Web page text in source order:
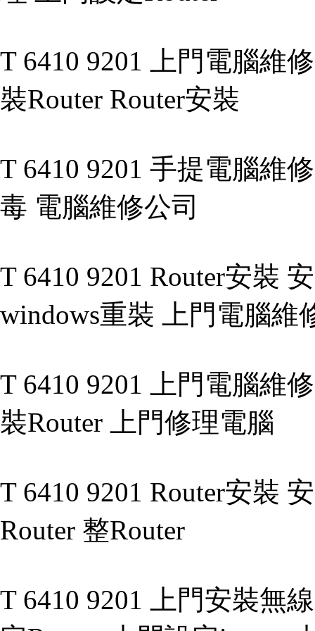
T 6410 9201 上門電腦維
裝Router Router安裝
T 6410 9201 手提電腦維
毒 電腦維修公司
T 6410 9201 Router安裝
windows重裝 上門電腦維
T 6410 9201 上門電腦維
裝Router 上門修理電腦
T 6410 9201 Router安裝
Router 整Router
T 6410 9201 上門安裝無